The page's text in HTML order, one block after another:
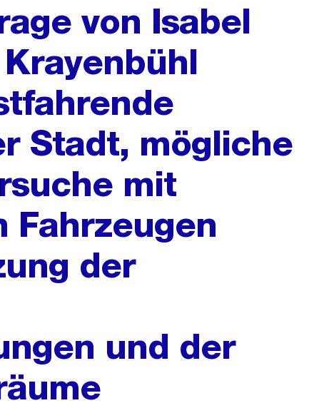
von Isabel
Stadt, mögliche
mit
Fahrzeugen
der
und der